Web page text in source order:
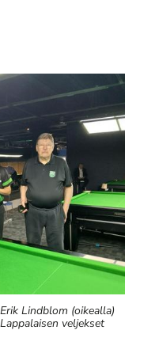
Lindblom (oikealla)
veljekset